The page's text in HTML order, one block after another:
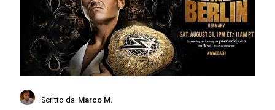
Scritto da Marco M.